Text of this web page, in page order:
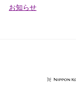
カ
お知らせ